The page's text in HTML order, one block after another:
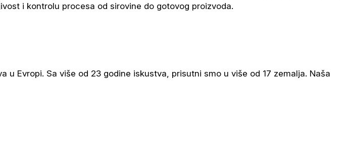
i kontrolu procesa od sirovine do gotovog proizvoda.
Evropi. Sa više od 23 godine iskustva, prisutni smo u više od 17 zemalja. Naša